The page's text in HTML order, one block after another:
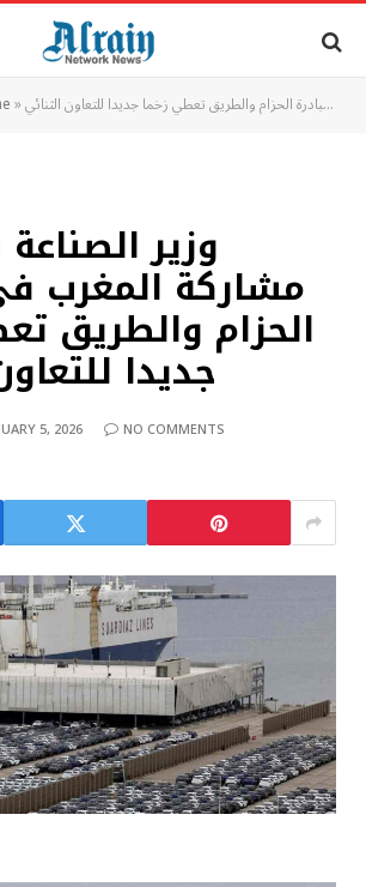
»وزير الصناعة والتجارة: مشاركة المغرب في مبادرة الحزام والطريق تعطي زخما جديدا للتعاون الثنائي
وزير الصناعة
مشاركة المغرب
الحزام والطريق
جديدا
5, 2026
NO COMMENTS